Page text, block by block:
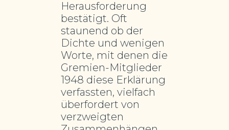
Herausforderung
bestätigt. Oft
staunend ob der
Dichte und wenigen
Worte, mit denen die
Gremien-Mitglieder
1948 diese Erklärung
verfassten, vielfach
überfordert von
verzweigten